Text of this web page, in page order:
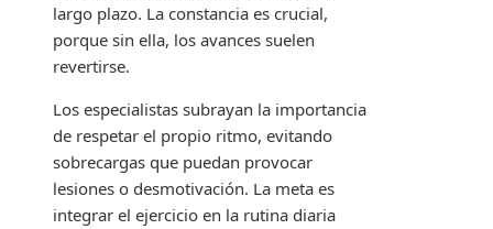
largo plazo. La constancia es crucial,
porque sin ella, los avances suelen
revertirse.
Los especialistas subrayan la importancia
de respetar el propio ritmo, evitando
sobrecargas que puedan provocar
lesiones o desmotivación. La meta es
integrar el ejercicio en la rutina diaria